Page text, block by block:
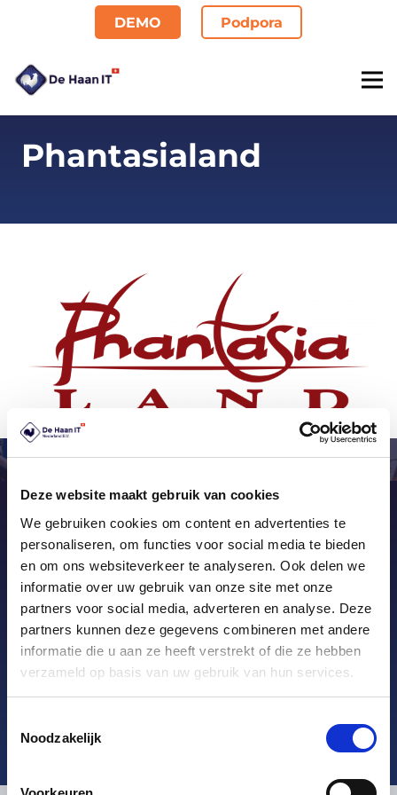
Deze website maakt gebruik van cookies
We gebruiken cookies om content en advertenties te
personaliseren, om functies voor social media te bieden
en om ons websiteverkeer te analyseren. Ook delen we
informatie over uw gebruik van onze site met onze
partners voor social media, adverteren en analyse. Deze
partners kunnen deze gegevens combineren met andere
informatie die u aan ze heeft verstrekt of die ze hebben
verzameld op basis van uw gebruik van hun services.
Noodzakelijk
DEMO Podpora
Phantasialand
Želite izvedeti več? Stopite v
stik
Želite več informacij o naših popolnih sistemih
POS, ki ustrezajo vašim potrebam? Obrnite se na
naše strokovnjake. Z veseljem se bomo pogovorili
o neskončnih možnostih.
support]